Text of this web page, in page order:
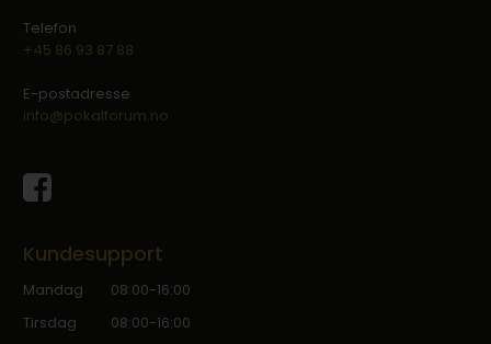
Telefon
+45 86 93 87 88
E-postadresse
info@pokalforum.no
Kundesupport
Mandag
08:00-16:00
Tirsdag
08:00-16:00